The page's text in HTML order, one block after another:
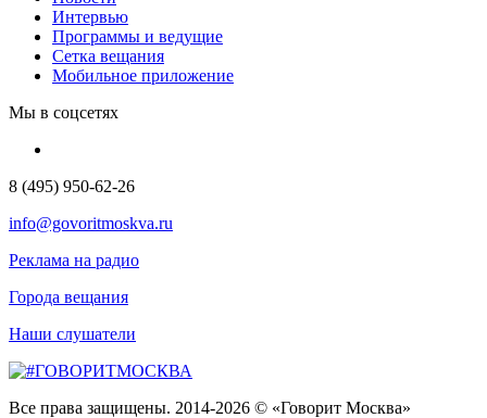
Интервью
Программы и ведущие
Сетка вещания
Мобильное приложение
Мы в соцсетях
8 (495) 950-62-26
info@govoritmoskva.ru
Реклама на радио
Города вещания
Наши слушатели
Все права защищены. 2014-2026 © «Говорит Москва»